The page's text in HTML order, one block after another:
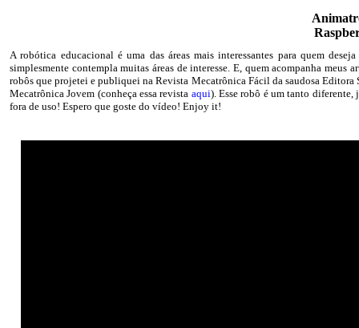
A robótica educacional é uma das áreas mais interessantes para quem
simplesmente contempla muitas áreas de interesse. E, quem acompanha
robôs que projetei e publiquei na Revista Mecatrônica Fácil da saudosa Editora
Mecatrônica Jovem (conheça essa revista aqui). Esse robô é um tanto
fora de uso! Espero que goste do vídeo! Enjoy it!